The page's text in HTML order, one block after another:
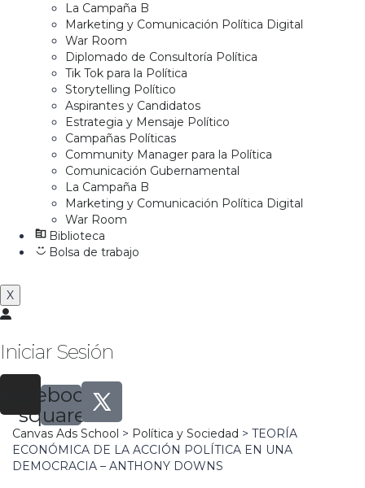
La Campaña B
Marketing y Comunicación Política Digital
War Room
Diplomado de Consultoría Política
Tik Tok para la Política
Storytelling Político
Aspirantes y Candidatos
Estrategia y Mensaje Político
Campañas Políticas
Community Manager para la Política
Comunicación Gubernamental
La Campaña B
Marketing y Comunicación Política Digital
War Room
Biblioteca
Bolsa de trabajo
X
Iniciar Sesión
Facebook-
square
Canvas Ads School > Política y Sociedad > TEORÍA
ECONÓMICA DE LA ACCIÓN POLÍTICA EN UNA
DEMOCRACIA – ANTHONY DOWNS